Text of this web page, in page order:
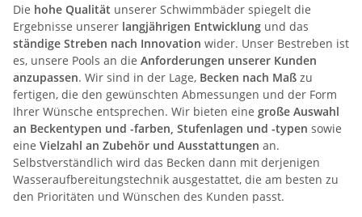
Die hohe Qualität unserer Schwimmbäder spiegelt die
Ergebnisse unserer langjährigen Entwicklung und das
ständige Streben nach Innovation wider. Unser Bestreben ist
es, unsere Pools an die Anforderungen unserer Kunden
anzupassen. Wir sind in der Lage, Becken nach Maß zu
fertigen, die den gewünschten Abmessungen und der Form
Ihrer Wünsche entsprechen. Wir bieten eine große Auswahl
an Beckentypen und -farben, Stufenlagen und -typen sowie
eine Vielzahl an Zubehör und Ausstattungen an.
Selbstverständlich wird das Becken dann mit derjenigen
Wasseraufbereitungstechnik ausgestattet, die am besten zu
den Prioritäten und Wünschen des Kunden passt.